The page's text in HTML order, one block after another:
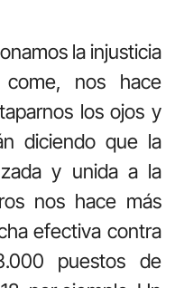
la injusticia
nos hace
los ojos y
diciendo que la
y unida a la
nos hace más
efectiva contra
puestos de